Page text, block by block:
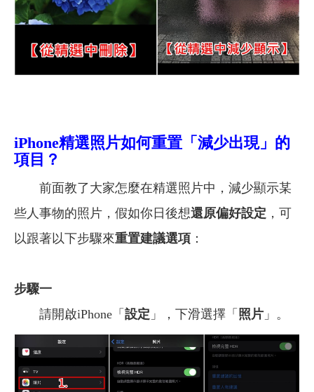
iPhone精選照片如何重置「減少出現」的
項目？
前面教了大家怎麼在精選照片中，減少顯示某
些人事物的照片，假如你日後想還原偏好設定 ，可
以跟著以下步驟來重置建議選項 ：
步驟一
請開啟iPhone「 設定 」，下滑選擇「 照片 」。